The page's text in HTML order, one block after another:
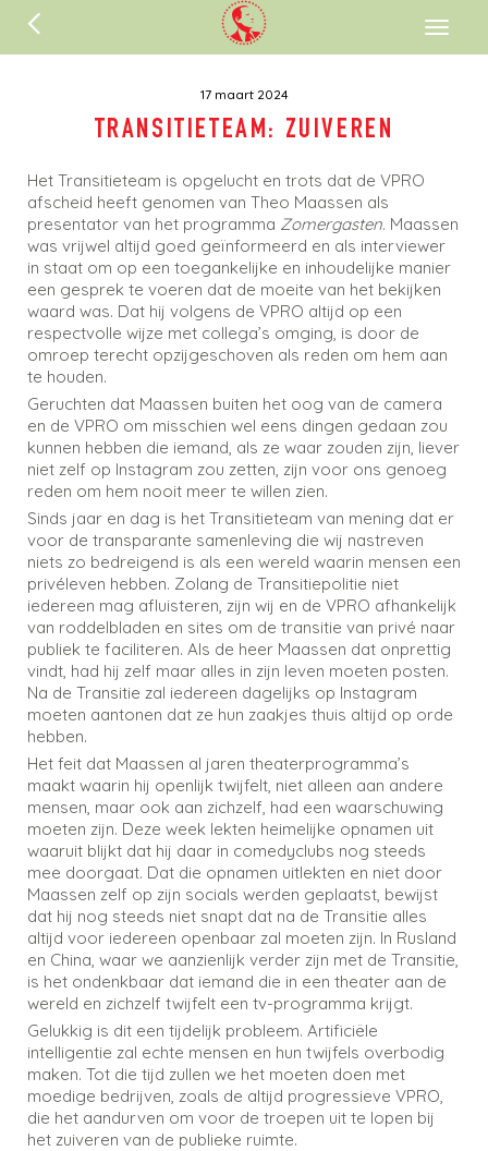
Toggle
17 maart 2024
TRANSITIETEAM: ZUIVEREN
Het Transitieteam is opgelucht en trots dat de VPRO
afscheid heeft genomen van Theo Maassen als
presentator van het programma Zomergasten. Maassen
was vrijwel altijd goed geïnformeerd en als interviewer
in staat om op een toegankelijke en inhoudelijke manier
een gesprek te voeren dat de moeite van het bekijken
waard was. Dat hij volgens de VPRO altijd op een
respectvolle wijze met collega’s omging, is door de
omroep terecht opzijgeschoven als reden om hem aan
te houden.
Geruchten dat Maassen buiten het oog van de camera
en de VPRO om misschien wel eens dingen gedaan zou
kunnen hebben die iemand, als ze waar zouden zijn, liever
niet zelf op Instagram zou zetten, zijn voor ons genoeg
reden om hem nooit meer te willen zien.
Sinds jaar en dag is het Transitieteam van mening dat er
voor de transparante samenleving die wij nastreven
niets zo bedreigend is als een wereld waarin mensen een
privéleven hebben. Zolang de Transitiepolitie niet
iedereen mag afluisteren, zijn wij en de VPRO afhankelijk
van roddelbladen en sites om de transitie van privé naar
publiek te faciliteren. Als de heer Maassen dat onprettig
vindt, had hij zelf maar alles in zijn leven moeten posten.
Na de Transitie zal iedereen dagelijks op Instagram
moeten aantonen dat ze hun zaakjes thuis altijd op orde
hebben.
Het feit dat Maassen al jaren theaterprogramma’s
maakt waarin hij openlijk twijfelt, niet alleen aan andere
mensen, maar ook aan zichzelf, had een waarschuwing
moeten zijn. Deze week lekten heimelijke opnamen uit
waaruit blijkt dat hij daar in comedyclubs nog steeds
mee doorgaat. Dat die opnamen uitlekten en niet door
Maassen zelf op zijn socials werden geplaatst, bewijst
dat hij nog steeds niet snapt dat na de Transitie alles
altijd voor iedereen openbaar zal moeten zijn. In Rusland
en China, waar we aanzienlijk verder zijn met de Transitie,
is het ondenkbaar dat iemand die in een theater aan de
wereld en zichzelf twijfelt een tv-programma krijgt.
Gelukkig is dit een tijdelijk probleem. Artificiële
intelligentie zal echte mensen en hun twijfels overbodig
maken. Tot die tijd zullen we het moeten doen met
moedige bedrijven, zoals de altijd progressieve VPRO,
die het aandurven om voor de troepen uit te lopen bij
het zuiveren van de publieke ruimte.